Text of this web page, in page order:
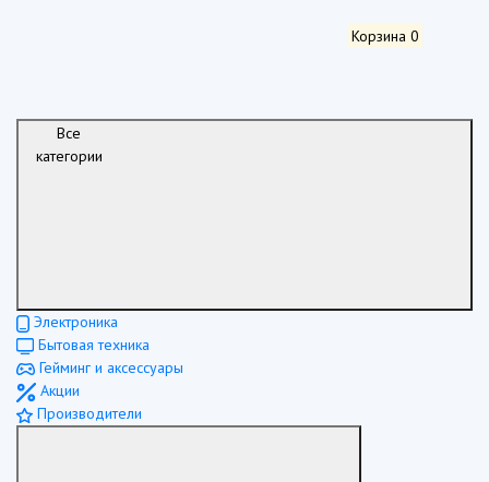
Корзина 0
Все
категории
Электроника
Бытовая техника
Гейминг и аксессуары
Акции
Производители